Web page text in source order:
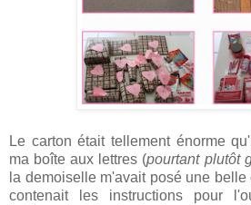
Le carton était tellement énorme
ma boîte aux lettres (pourtant plutôt
la demoiselle m'avait posé une
contenait les instructions pour